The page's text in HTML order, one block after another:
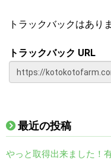
トラックバックはあり
トラックバック URL
最近の投稿
やっと取得出来ました！